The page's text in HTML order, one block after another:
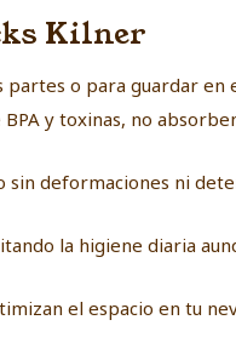
Kilner
partes o para guardar en
y toxinas, no
sin deformaciones ni
la higiene diaria
el espacio en tu